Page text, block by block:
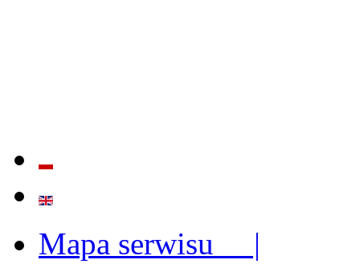
Mapa serwisu |